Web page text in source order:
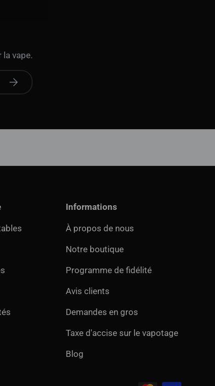
la vape.
S'abonner
Informations
À propos de nous
Notre boutique
Programme de fidélité
Avis clients
Demandes en gros
Taxe d'accise sur le vapotage
Blog